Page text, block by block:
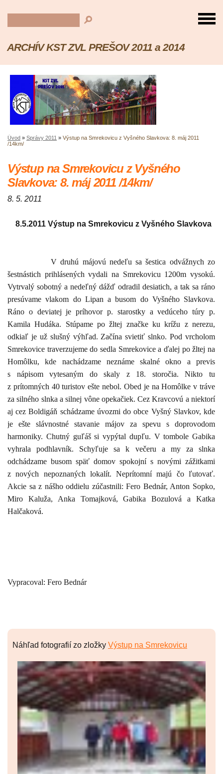
ARCHÍV KST ZVL PREŠOV 2011 a 2014
Úvod » Správy 2011 » Výstup na Smrekovicu z Vyšného Slavkova: 8. máj 2011
/14km/
Výstup na Smrekovicu z Vyšného
Slavkova: 8. máj 2011 /14km/
8. 5. 2011
8.5.2011 Výstup na Smrekovicu z Vyšného Slavkova
V druhú májovú nedeľu sa šestica odvážnych zo
šestnástich prihlásených vydali na Smrekovicu 1200m vysokú.
Vytrvalý sobotný a nedeľný dážď odradil desiatich, a tak sa ráno
presúvame vlakom do Lipan a busom do Vyšného Slavkova.
Ráno o deviatej je príhovor p. starostky a vedúceho túry p.
Kamila Hudáka. Stúpame po žltej značke ku krížu z nerezu,
odkiaľ je už slušný výhľad. Začína svietiť slnko. Pod vrcholom
Smrekovice traverzujeme do sedla Smrekovice a ďalej po žltej na
Homôlku, kde nachádzame neznáme skalné okno a previs
s nápisom vytesaným do skaly z 18. storočia. Nikto tu
z prítomných 40 turistov ešte nebol. Obed je na Homôlke v tráve
za silného slnka a silnej vône opekačiek. Cez Kravcovú a niektorí
aj cez Boldigáň schádzame úvozmi do obce Vyšný Slavkov, kde
je ešte slávnostné stavanie májov za spevu s doprovodom
harmoniky. Chutný guľáš si vypýtal dupľu. V tombole Gabika
vyhrala podhlavník. Schyľuje sa k večeru a my za slnka
odchádzame busom späť domov spokojní s novými zážitkami
z nových nepoznaných lokalít. Neprítomní majú čo ľutovať.
Akcie sa z nášho oddielu zúčastnili: Fero Bednár, Anton Sopko,
Miro Kaluža, Anka Tomajková, Gabika Bozulová a Katka
Halčaková.
Vypracoval: Fero Bednár
Náhľad fotografií zo zložky Výstup na Smrekovicu